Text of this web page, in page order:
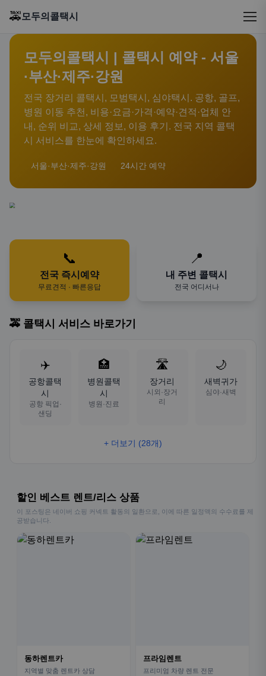
🚕 모두의콜택시
모두의콜택시 | 콜택시 예약 - 서울
·부산·제주·강원
전국 장거리 콜택시, 모범택시, 심야택시. 공항, 골프,
병원 이동 추천, 비용·요금·가격·예약·견적·업체 안
내, 순위 비교, 상세 정보, 이용 후기. 전국 지역 콜택
시 서비스를 한눈에 확인하세요.
서울·부산·제주·강원 24시간 예약
📞
전국 즉시예약
무료견적 · 빠른응답
📍
내 주변 콜택시
전국 어디서나
🚕 콜택시 서비스 바로가기
✈️
공항콜택
시
공항 픽업·
샌딩
🏥
병원콜택
시
병원·진료
🛣️
장거리
시외·장거
리
🌙
새벽귀가
심야·새벽
+ 더보기 (28개)
할인 베스트 렌트/리스 상품
이 포스팅은 네이버 쇼핑 커넥트 활동의 일환으로, 이에 따른 일정액의 수수료를 제
공받습니다.
동하렌트카
지역별 맞춤 렌트카 상담
프라임렌트
프리미엄 차량 렌트 전문